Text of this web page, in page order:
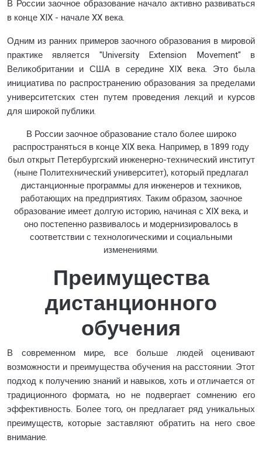
В России заочное образование начало активно развиваться
в конце XIX - начале XX века.
Одним из ранних примеров заочного образования в мировой
практике является "University Extension Movement" в
Великобритании и США в середине XIX века. Это была
инициатива по распространению образования за пределами
университетских стен путем проведения лекций и курсов
для широкой публики.
В России заочное образование стало более широко
распространяться в конце XIX века. Например, в 1899 году
был открыт Петербургский инженерно-технический институт
(ныне Политехнический университет), который предлагал
дистанционные программы для инженеров и техников,
работающих на предприятиях. Таким образом, заочное
образование имеет долгую историю, начиная с XIX века, и
оно постепенно развивалось и модернизировалось в
соответствии с технологическими и социальными
изменениями.
Преимущества
дистанционного
обучения
В современном мире, все больше людей оценивают
возможности и преимущества обучения на расстоянии. Этот
подход к получению знаний и навыков, хоть и отличается от
традиционного формата, но не подвергает сомнению его
эффективность. Более того, он предлагает ряд уникальных
преимуществ, которые заставляют обратить на него свое
внимание.